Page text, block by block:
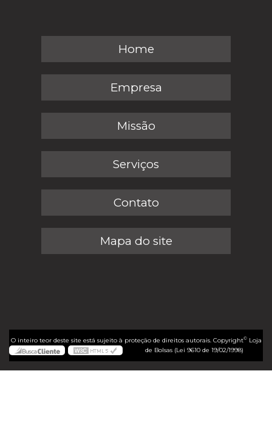
Home
Empresa
Missão
Serviços
Contato
Mapa do site
O inteiro teor deste site está sujeito à proteção de direitos autorais. Copyright©Loja
de Bolsas (Lei 9610 de 19/02/1998)